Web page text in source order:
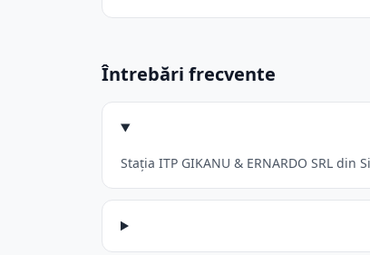
Întrebări frecvente
Stația ITP GIKANU & ERNARDO SRL